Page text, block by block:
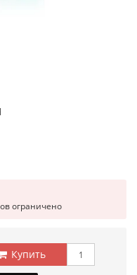
ограничено
Купить